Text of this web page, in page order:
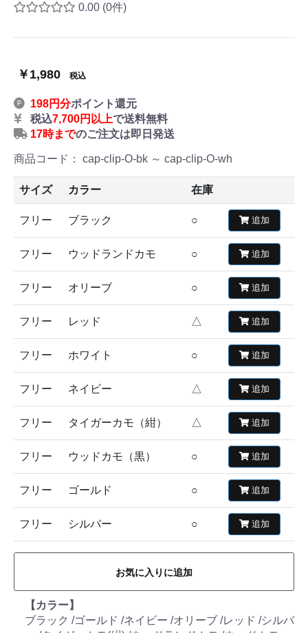
0.00 (0件)
￥1,980 税込
198円分ポイント還元
税込7,700円以上で送料無料
17時までのご注文は即日発送
商品コード： cap-clip-O-bk ～ cap-clip-O-wh
サイズ カラー 在庫
フリー ブラック ○ 追加
フリー ウッドランドカモ ○ 追加
フリー オリーブ ○ 追加
フリー レッド △ 追加
フリー ホワイト ○ 追加
フリー ネイビー △ 追加
フリー タイガーカモ（紺） △ 追加
フリー ウッドカモ（黒） ○ 追加
フリー ゴールド ○ 追加
フリー シルバー ○ 追加
お気に入りに追加
【カラー】
ブラック /ゴールド /ネイビー /オリーブ /レッド /シルバ